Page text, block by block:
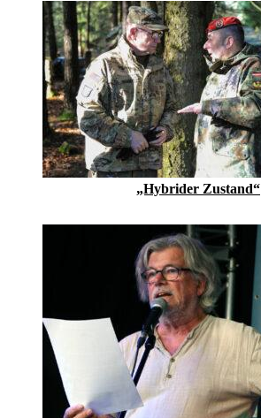
„Hybrider Zustand“